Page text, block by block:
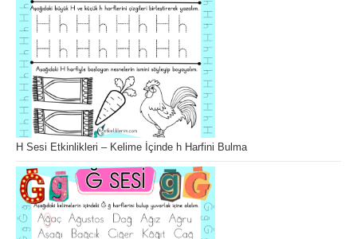
H Sesi Etkinlikleri – Kelime İçinde h Harfini Bulma